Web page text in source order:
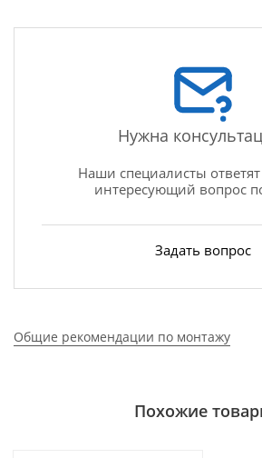
Нужна
Наши специалисты
интересующий вопрос
Задать вопрос
Общие рекомендации по монтажу
Похожие